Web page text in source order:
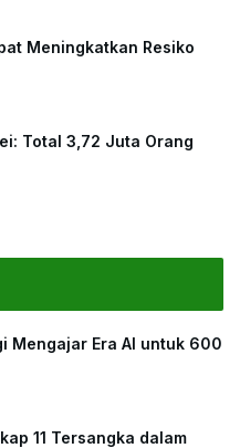
Meningkatkan Resiko
Total 3,72 Juta Orang
Mengajar Era AI untuk 600
11 Tersangka dalam